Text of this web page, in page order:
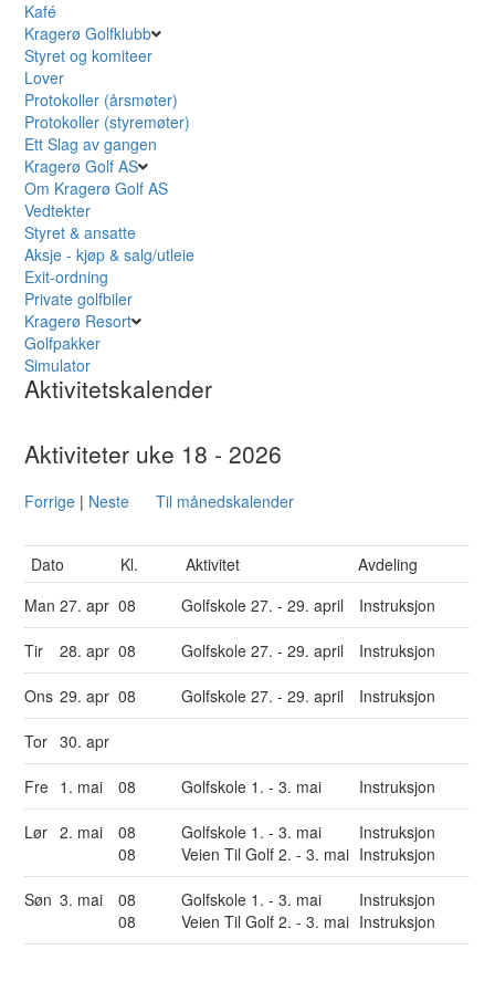
Kafé
Kragerø Golfklubb
Styret og komiteer
Lover
Protokoller (årsmøter)
Protokoller (styremøter)
Ett Slag av gangen
Kragerø Golf AS
Om Kragerø Golf AS
Vedtekter
Styret & ansatte
Aksje - kjøp & salg/utleie
Exit-ordning
Private golfbiler
Kragerø Resort
Golfpakker
Simulator
Aktivitetskalender
Aktiviteter uke 18 - 2026
Forrige | Neste Til månedskalender
Dato Kl. Aktivitet
Avdeling
Man27. apr 08 Golfskole 27. - 29. april Instruksjon
Tir 28. apr 08 Golfskole 27. - 29. april Instruksjon
Ons 29. apr 08 Golfskole 27. - 29. april Instruksjon
Tor 30. apr
Fre 1. mai 08 Golfskole 1. - 3. mai Instruksjon
Lør 2. mai 08 Golfskole 1. - 3. mai
Instruksjon
08
Veien Til Golf 2. - 3. mai Instruksjon
Søn 3. mai 08 Golfskole 1. - 3. mai
Instruksjon
08
Veien Til Golf 2. - 3. mai Instruksjon